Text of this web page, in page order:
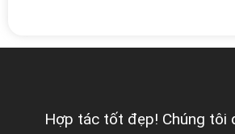
MẬTHợp tác tốt đẹp! Chúng tôi đánh giá cao